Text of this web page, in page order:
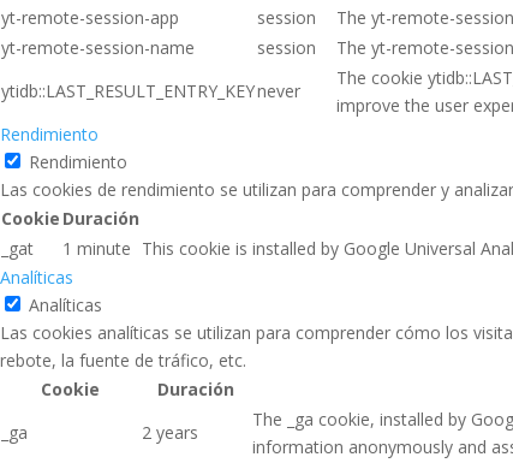
yt-remote-session-app
session
The yt-remote-
yt-remote-session-name
session
The yt-remote-
ytidb::LAST_RESULT_ENTRY_KEYnever
The cookie
improve the user
Rendimiento
Rendimiento
Las cookies de rendimiento se utilizan para comprender y
Cookie Duración
_gat
1 minute This cookie is installed by Google Universal
Analíticas
Analíticas
Las cookies analíticas se utilizan para comprender cómo los
rebote, la fuente de tráfico, etc.
Cookie
Duración
_ga
2 years
The _ga cookie, installed by
information anonymously and